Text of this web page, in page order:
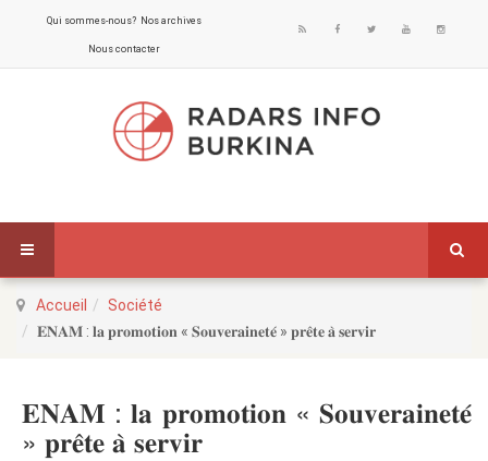
Qui sommes-nous? Nos archives
Nous contacter
Accueil
Société
𝐄𝐍𝐀𝐌 : 𝐥𝐚 𝐩𝐫𝐨𝐦𝐨𝐭𝐢𝐨𝐧 « 𝐒𝐨𝐮𝐯𝐞𝐫𝐚𝐢𝐧𝐞𝐭𝐞́ » 𝐩𝐫𝐞̂𝐭𝐞 𝐚̀ 𝐬𝐞𝐫𝐯𝐢𝐫
𝐄𝐍𝐀𝐌 : 𝐥𝐚 𝐩𝐫𝐨𝐦𝐨𝐭𝐢𝐨𝐧 « 𝐒𝐨𝐮𝐯𝐞𝐫𝐚𝐢𝐧𝐞𝐭𝐞́
» 𝐩𝐫𝐞̂𝐭𝐞 𝐚̀ 𝐬𝐞𝐫𝐯𝐢𝐫